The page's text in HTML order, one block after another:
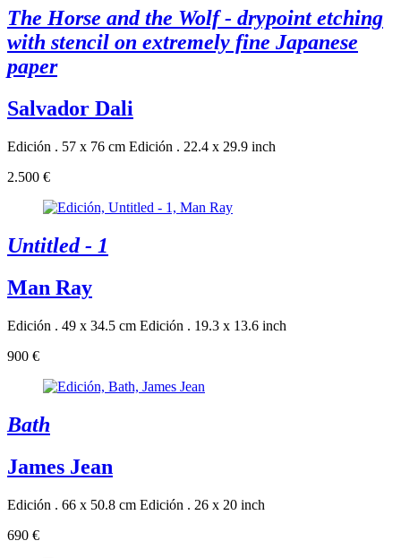
The Horse and the Wolf - drypoint etching
with stencil on extremely fine Japanese
paper
Salvador Dali
Edición . 57 x 76 cm Edición . 22.4 x 29.9 inch
2.500 €
Untitled - 1
Man Ray
Edición . 49 x 34.5 cm Edición . 19.3 x 13.6 inch
900 €
Bath
James Jean
Edición . 66 x 50.8 cm Edición . 26 x 20 inch
690 €